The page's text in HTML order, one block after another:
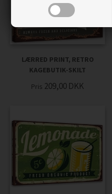
LÆRRED PRINT, RETRO
KAGEBUTIK-SKILT
Pris 209,00 DKK